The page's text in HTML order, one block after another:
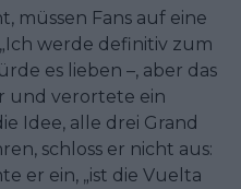
müssen Fans auf eine
werde definitiv zum
es lieben –, aber das
und verortete ein
Idee, alle drei Grand
schloss er nicht aus:
er ein, „ist die Vuelta